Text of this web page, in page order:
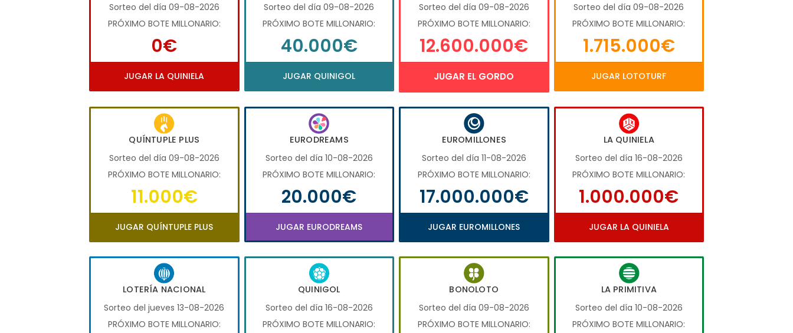
Sorteo del día 09-08-2026
PRÓXIMO BOTE MILLONARIO:
0€
JUGAR LA QUINIELA
Sorteo del día 09-08-2026
PRÓXIMO BOTE MILLONARIO:
40.000€
JUGAR QUINIGOL
Sorteo del día 09-08-2026
PRÓXIMO BOTE MILLONARIO:
12.600.000€
JUGAR EL GORDO
Sorteo del día 09-08-2026
PRÓXIMO BOTE MILLONARIO:
1.715.000€
JUGAR LOTOTURF
QUÍNTUPLE PLUS
Sorteo del día 09-08-2026
PRÓXIMO BOTE MILLONARIO:
11.000€
JUGAR QUÍNTUPLE PLUS
EURODREAMS
Sorteo del día 10-08-2026
PRÓXIMO BOTE MILLONARIO:
20.000€
JUGAR EURODREAMS
EUROMILLONES
Sorteo del día 11-08-2026
PRÓXIMO BOTE MILLONARIO:
17.000.000€
JUGAR EUROMILLONES
LA QUINIELA
Sorteo del día 16-08-2026
PRÓXIMO BOTE MILLONARIO:
1.000.000€
JUGAR LA QUINIELA
LOTERÍA NACIONAL
Sorteo del jueves 13-08-2026
PRÓXIMO BOTE MILLONARIO:
QUINIGOL
Sorteo del día 16-08-2026
PRÓXIMO BOTE MILLONARIO:
BONOLOTO
Sorteo del día 09-08-2026
PRÓXIMO BOTE MILLONARIO:
LA PRIMITIVA
Sorteo del día 10-08-2026
PRÓXIMO BOTE MILLONARIO: